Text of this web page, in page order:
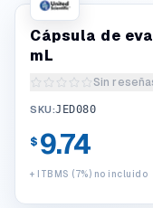
Cápsula de
mL
Sin
Escribir una reseña
SKU:JED080
$ 9.74
+ ITBMS (7%) no incluido